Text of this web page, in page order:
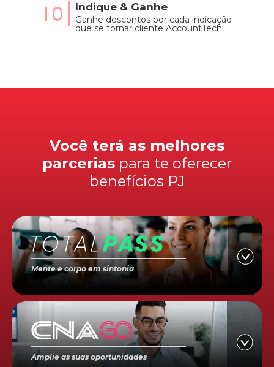
10 Indique & Ganhe
Ganhe descontos por cada indicação
que se tornar cliente AccountTech.
Você terá as melhores
parcerias para te oferecer
benefícios PJ
Mente e corpo em sintonia
Amplie as suas oportunidades